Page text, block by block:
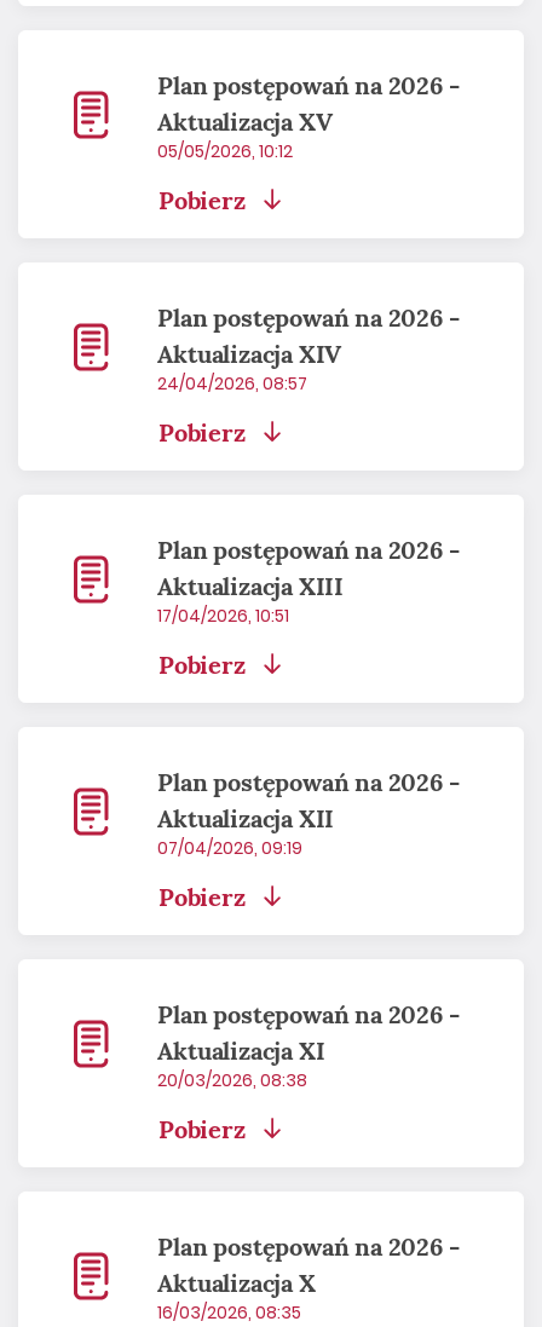
Plan postępowań na 2026 -
Aktualizacja XV
05/05/2026, 10:12
Pobierz
Plan postępowań na 2026 -
Aktualizacja XIV
24/04/2026, 08:57
Pobierz
Plan postępowań na 2026 -
Aktualizacja XIII
17/04/2026, 10:51
Pobierz
Plan postępowań na 2026 -
Aktualizacja XII
07/04/2026, 09:19
Pobierz
Plan postępowań na 2026 -
Aktualizacja XI
20/03/2026, 08:38
Pobierz
Plan postępowań na 2026 -
Aktualizacja X
16/03/2026, 08:35